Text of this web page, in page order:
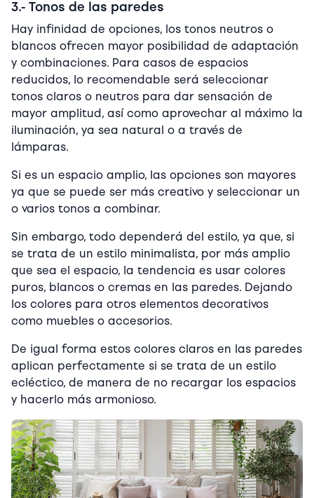
3.- Tonos de las paredes
Hay infinidad de opciones, los tonos neutros o
blancos ofrecen mayor posibilidad de adaptación
y combinaciones. Para casos de espacios
reducidos, lo recomendable será seleccionar
tonos claros o neutros para dar sensación de
mayor amplitud, así como aprovechar al máximo la
iluminación, ya sea natural o a través de
lámparas.
Si es un espacio amplio, las opciones son mayores
ya que se puede ser más creativo y seleccionar un
o varios tonos a combinar.
Sin embargo, todo dependerá del estilo, ya que, si
se trata de un estilo minimalista, por más amplio
que sea el espacio, la tendencia es usar colores
puros, blancos o cremas en las paredes. Dejando
los colores para otros elementos decorativos
como muebles o accesorios.
De igual forma estos colores claros en las paredes
aplican perfectamente si se trata de un estilo
ecléctico, de manera de no recargar los espacios
y hacerlo más armonioso.